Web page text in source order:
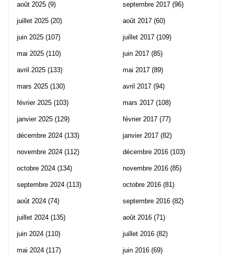
août 2025 (9)
juillet 2025 (20)
juin 2025 (107)
mai 2025 (110)
avril 2025 (133)
mars 2025 (130)
février 2025 (103)
janvier 2025 (129)
décembre 2024 (133)
novembre 2024 (112)
octobre 2024 (134)
septembre 2024 (113)
août 2024 (74)
juillet 2024 (135)
juin 2024 (110)
mai 2024 (117)
septembre 2017 (96)
août 2017 (60)
juillet 2017 (109)
juin 2017 (85)
mai 2017 (89)
avril 2017 (94)
mars 2017 (108)
février 2017 (77)
janvier 2017 (82)
décembre 2016 (103)
novembre 2016 (85)
octobre 2016 (81)
septembre 2016 (82)
août 2016 (71)
juillet 2016 (82)
juin 2016 (69)